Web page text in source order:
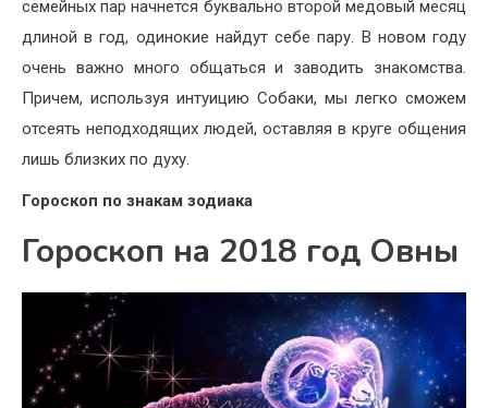
семейных пар начнется буквально второй медовый месяц
длиной в год, одинокие найдут себе пару. В новом году
очень важно много общаться и заводить знакомства.
Причем, используя интуицию Собаки, мы легко сможем
отсеять неподходящих людей, оставляя в круге общения
лишь близких по духу.
Гороскоп по знакам зодиака
Гороскоп на 2018 год Овны